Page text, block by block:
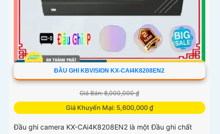
ĐẦU GHI KBVISION KX-CAI4K8208EN2
Giá Bán: 8,000,000 ₫
Giá Khuyến Mại: 5,600,000 ₫
Đầu ghi camera KX-CAi4K8208EN2 là một Đầu ghi chất